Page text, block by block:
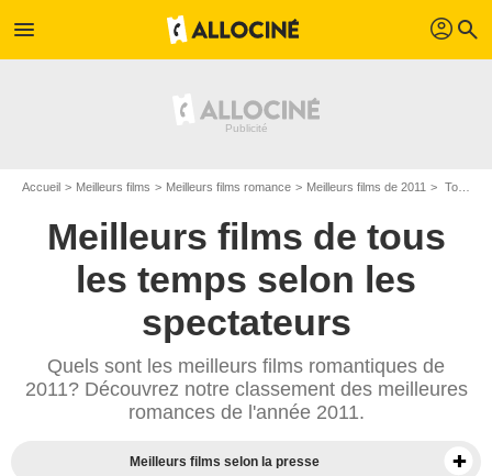
menu profil search
Accueil Meilleurs films Meilleurs films romance Meilleurs films de 2011 Top films romance de 2011
Meilleurs films de tous
les temps selon les
spectateurs
Quels sont les meilleurs films romantiques de
2011? Découvrez notre classement des meilleures
romances de l'année 2011.
Meilleurs films selon la presse